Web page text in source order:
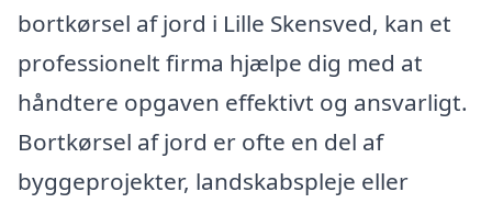
bortkørsel af jord i Lille Skensved, kan et
professionelt firma hjælpe dig med at
håndtere opgaven effektivt og ansvarligt.
Bortkørsel af jord er ofte en del af
byggeprojekter, landskabspleje eller